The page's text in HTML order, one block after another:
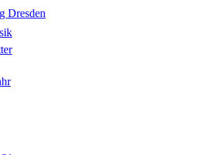
Dresden